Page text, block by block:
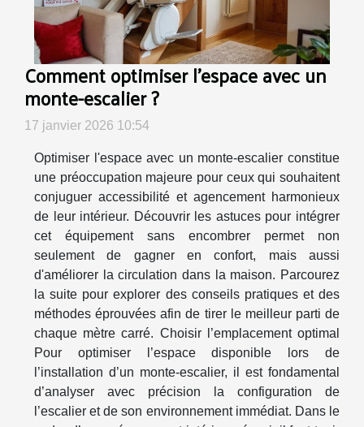
Comment optimiser l'espace avec un
monte-escalier ?
17 janvier 2026 10:54
Optimiser l'espace avec un monte-escalier constitue
une préoccupation majeure pour ceux qui souhaitent
conjuguer accessibilité et agencement harmonieux
de leur intérieur. Découvrir les astuces pour intégrer
cet équipement sans encombrer permet non
seulement de gagner en confort, mais aussi
d'améliorer la circulation dans la maison. Parcourez
la suite pour explorer des conseils pratiques et des
méthodes éprouvées afin de tirer le meilleur parti de
chaque mètre carré. Choisir l’emplacement optimal
Pour optimiser l’espace disponible lors de
l’installation d’un monte-escalier, il est fondamental
d’analyser avec précision la configuration de
l’escalier et de son environnement immédiat. Dans le